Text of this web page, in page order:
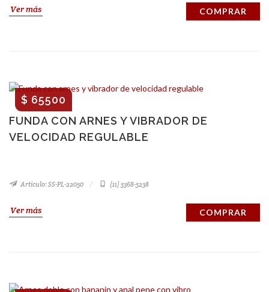
Ver más COMPRAR
FUNDA CON ARNES Y VIBRADOR DE
VELOCIDAD REGULABLE
$ 65500
Artículo: SS-PL-22050 (11) 5368-5238
Ver más COMPRAR